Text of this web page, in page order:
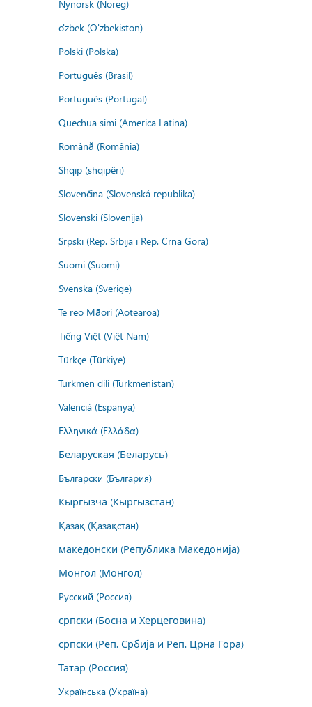
Nynorsk (Noreg)
o'zbek (O'zbekiston)
Polski (Polska)
Português (Brasil)
Português (Portugal)
Quechua simi (America Latina)
Română (România)
Shqip (shqipëri)
Slovenčina (Slovenská republika)
Slovenski (Slovenija)
Srpski (Rep. Srbija i Rep. Crna Gora)
Suomi (Suomi)
Svenska (Sverige)
Te reo Māori (Aotearoa)
Tiếng Việt (Việt Nam)
Türkçe (Türkiye)
Türkmen dili (Türkmenistan)
Valencià (Espanya)
Ελληνικά (Ελλάδα)
Беларуская (Беларусь)
Български (България)
Кыргызча (Кыргызстан)
Қазақ (Қазақстан)
македонски (Република Македонија)
Монгол (Монгол)
Русский (Россия)
српски (Босна и Херцеговина)
српски (Реп. Србија и Реп. Црна Гора)
Татар (Россия)
Українська (Україна)